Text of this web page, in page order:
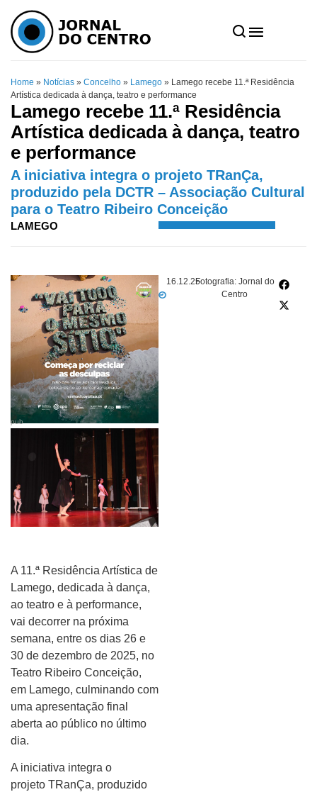
Home » Notícias » Concelho » Lamego » Lamego recebe 11.ª Residência
Artística dedicada à dança, teatro e performance
Lamego recebe 11.ª Residência
Artística dedicada à dança, teatro
e performance
A iniciativa integra o projeto TRanÇa,
produzido pela DCTR – Associação Cultural
para o Teatro Ribeiro Conceição
LAMEGO
16.12.25Fotografia: Jornal do
Centro
pub
A 11.ª Residência Artística de
Lamego, dedicada à dança,
ao teatro e à performance,
vai decorrer na próxima
semana, entre os dias 26 e
30 de dezembro de 2025, no
Teatro Ribeiro Conceição,
em Lamego, culminando com
uma apresentação final
aberta ao público no último
dia.
A iniciativa integra o
projeto TRanÇa, produzido